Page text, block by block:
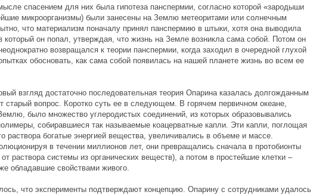
спасением для них была гипотеза панспермии, согласно которой «зародыши
микроорганизмы) были занесены на Землю метеоритами или солнечным
что материализм поначалу принял панспермию в штыки, хотя она выводила
который он попал, утверждая, что жизнь на Земле возникла сама собой. Потом он
возвращался к теории панспермии, когда заходил в очередной глухой
обосновать, как сама собой появилась на нашей планете жизнь во всем ее
взгляд достаточно последовательная теория Опарина казалась долгожданным
старый вопрос. Коротко суть ее в следующем. В горячем первичном океане,
было множество углеродистых соединений, из которых образовывались
собиравшиеся так называемые коацерватные капли. Эти капли, поглощая
раствора богатые энергией вещества, увеличивались в объеме и массе.
в течении миллионов лет, они превращались сначала в протобионты
раствора системы из органических веществ), а потом в простейшие клетки –
обладавшие свойствами живого.
что эксперименты подтверждают концепцию. Опарину с сотрудниками удалось